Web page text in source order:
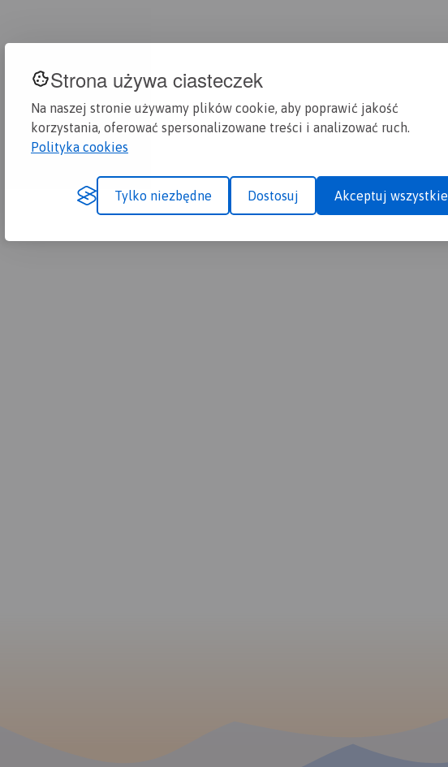
Strona używa ciasteczek
Na naszej stronie używamy plików cookie, aby poprawić jakość
korzystania, oferować spersonalizowane treści i analizować ruch.
Polityka cookies
Tylko niezbędne Dostosuj Akceptuj wszystkie